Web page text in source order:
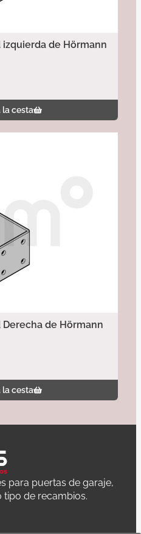
de Hörmann
la cesta
de Hörmann
la cesta
para puertas de garaje,
tipo de recambios.